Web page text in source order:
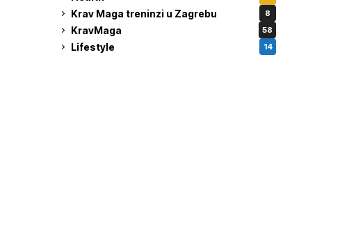
Krav Maga treninzi u Zagrebu 8
KravMaga 58
Lifestyle 14